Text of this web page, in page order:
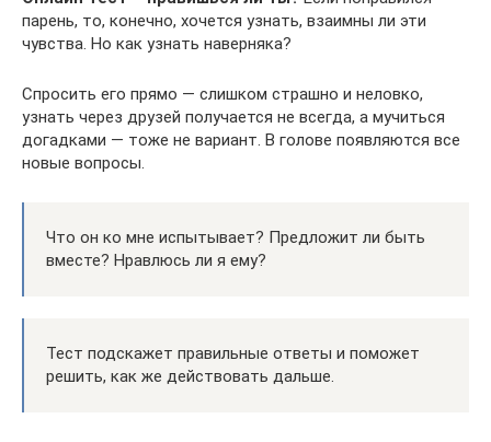
парень, то, конечно, хочется узнать, взаимны ли эти
чувства. Но как узнать наверняка?
Спросить его прямо — слишком страшно и неловко,
узнать через друзей получается не всегда, а мучиться
догадками — тоже не вариант. В голове появляются все
новые вопросы.
Что он ко мне испытывает? Предложит ли быть
вместе? Нравлюсь ли я ему?
Тест подскажет правильные ответы и поможет
решить, как же действовать дальше.